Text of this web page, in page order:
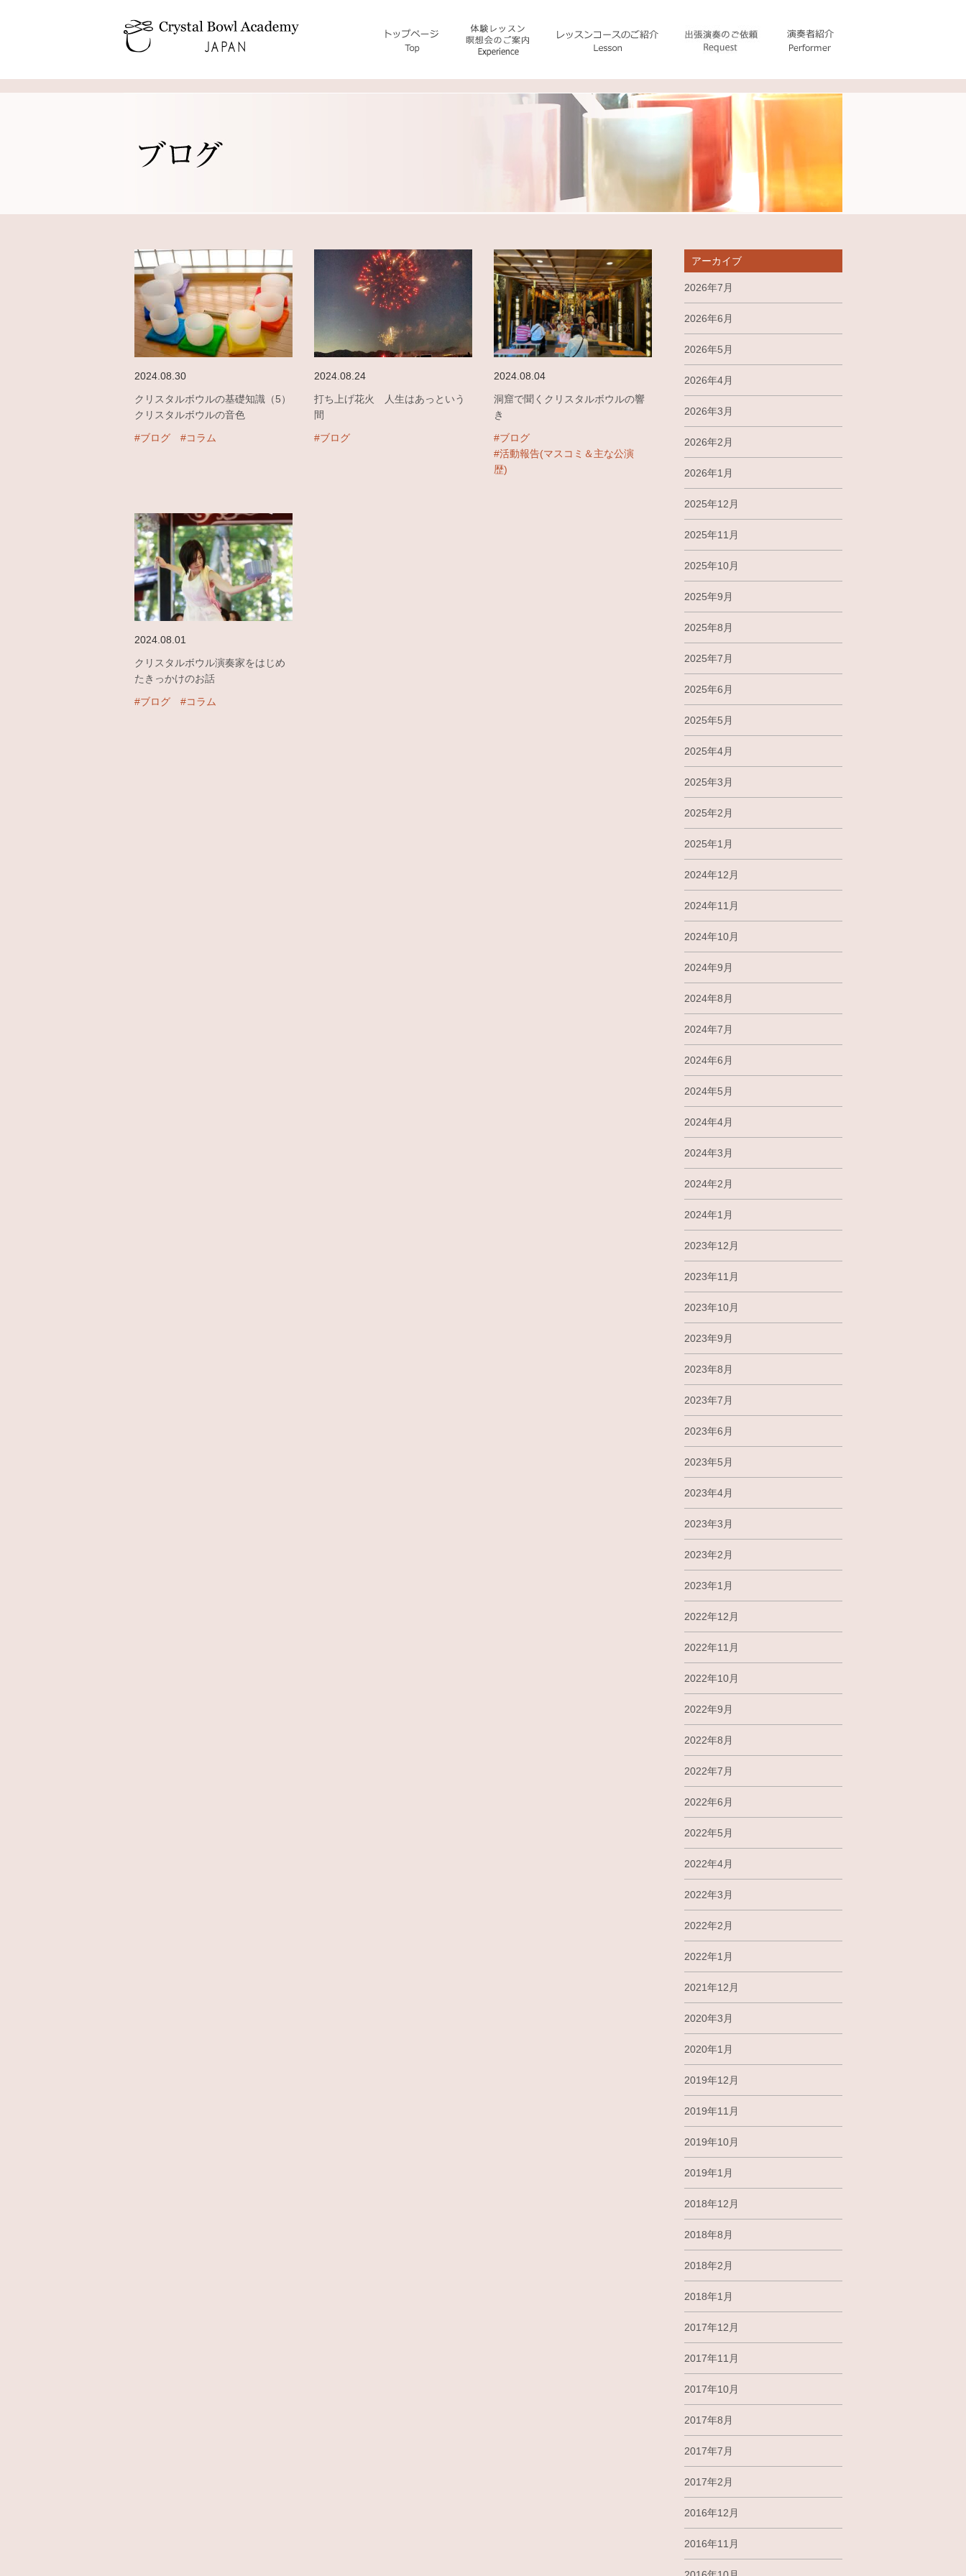
2024.08.30
クリスタルボウルの基礎知識（5）
クリスタルボウルの音色
#ブログ
#コラム
2024.08.24
打ち上げ花火 人生はあっという
間
#ブログ
2024.08.04
洞窟で聞くクリスタルボウルの響
き
#ブログ
#活動報告(マスコミ＆主な公演
歴)
2024.08.01
クリスタルボウル演奏家をはじめ
たきっかけのお話
#ブログ
#コラム
アーカイブ
2026年7月
2026年6月
2026年5月
2026年4月
2026年3月
2026年2月
2026年1月
2025年12月
2025年11月
2025年10月
2025年9月
2025年8月
2025年7月
2025年6月
2025年5月
2025年4月
2025年3月
2025年2月
2025年1月
2024年12月
2024年11月
2024年10月
2024年9月
2024年8月
2024年7月
2024年6月
2024年5月
2024年4月
2024年3月
2024年2月
2024年1月
2023年12月
2023年11月
2023年10月
2023年9月
2023年8月
2023年7月
2023年6月
2023年5月
2023年4月
2023年3月
2023年2月
2023年1月
2022年12月
2022年11月
2022年10月
2022年9月
2022年8月
2022年7月
2022年6月
2022年5月
2022年4月
2022年3月
2022年2月
2022年1月
2021年12月
2020年3月
2020年1月
2019年12月
2019年11月
2019年10月
2019年1月
2018年12月
2018年8月
2018年2月
2018年1月
2017年12月
2017年11月
2017年10月
2017年8月
2017年7月
2017年2月
2016年12月
2016年11月